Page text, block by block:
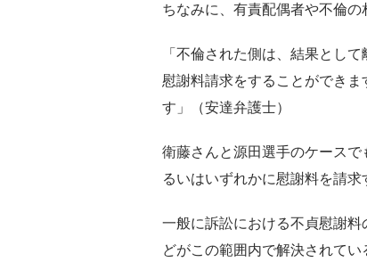
ちなみに、有責配偶者や不倫の
「不倫された側は、結果とし
慰謝料請求をすることができ
す」（安達弁護士）
衛藤さんと源田選手のケース
るいはいずれかに慰謝料を請求
一般に訴訟における不貞慰謝
どがこの範囲内で解決されて